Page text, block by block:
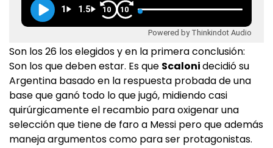
1 1.5 10 10
Powered by Thinkindot Audio
Son los 26 los elegidos y en la primera conclusión:
Son los que deben estar. Es que Scalonidecidió su
Argentina basado en la respuesta probada de una
base que ganó todo lo que jugó, midiendo casi
quirúrgicamente el recambio para oxigenar una
selección que tiene de faro a Messi pero que además
maneja argumentos como para ser protagonistas.